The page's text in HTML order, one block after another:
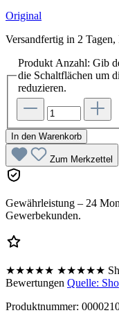
Original
Versandfertig in 2
Produkt Anzahl: Gib
die Schaltflächen um
reduzieren.
In den Warenkorb
Zum Merkzettel
Gewährleistung – 24
Gewerbekunden.
★★★★★ ★★★★★
Bewertungen Quelle:
Produktnummer: